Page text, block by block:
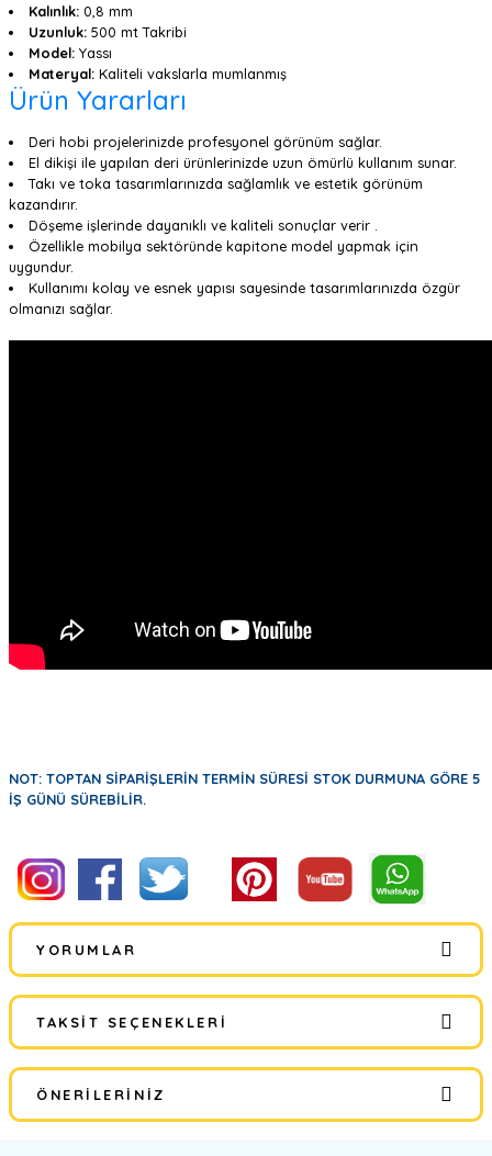
Kalınlık:0,8 mm
Uzunluk:500 mt Takribi
Model:Yassı
Materyal:Kaliteli vakslarla mumlanmış
Ürün Yararları
Deri hobi projelerinizde profesyonel görünüm sağlar.
El dikişi ile yapılan deri ürünlerinizde uzun ömürlü kullanım sunar.
Takı ve toka tasarımlarınızda sağlamlık ve estetik görünüm
kazandırır.
Döşeme işlerinde dayanıklı ve kaliteli sonuçlar verir .
Özellikle mobilya sektöründe kapitone model yapmak için
uygundur.
Kullanımı kolay ve esnek yapısı sayesinde tasarımlarınızda özgür
olmanızı sağlar.
NOT: TOPTAN SİPARİŞLERİN TERMİN SÜRESİ STOK DURMUNA GÖRE 5
İŞ GÜNÜ SÜREBİLİR.
YORUMLAR
Bu ürüne ilk yorumu siz yapın!
Yorum Yaz
TAKSIT SEÇENEKLERI
ÖNERILERINIZ